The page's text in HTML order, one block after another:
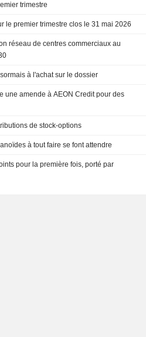
trimestre
le premier trimestre clos le 31 mai 2026
réseau de centres commerciaux au
désormais à l'achat sur le dossier
une amende à AEON Credit pour des
de stock-options
à tout faire se font attendre
pour la première fois, porté par